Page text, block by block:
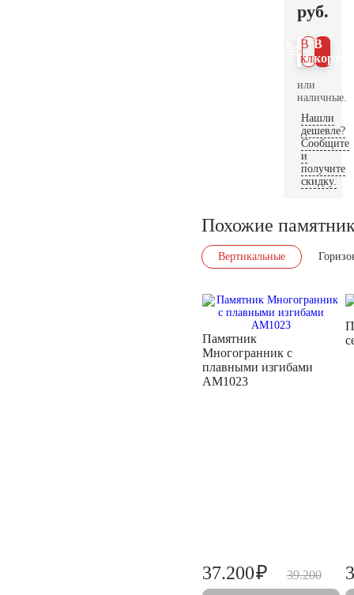
руб.
В
В 1
клик
или
наличные.
Нашли
дешевле?
Сообщите
и
получите
скидку.
Похожие
Вертикальные
Памятник
Многогранник с
плавными изгибами
AM1023
39.200
37.200₽